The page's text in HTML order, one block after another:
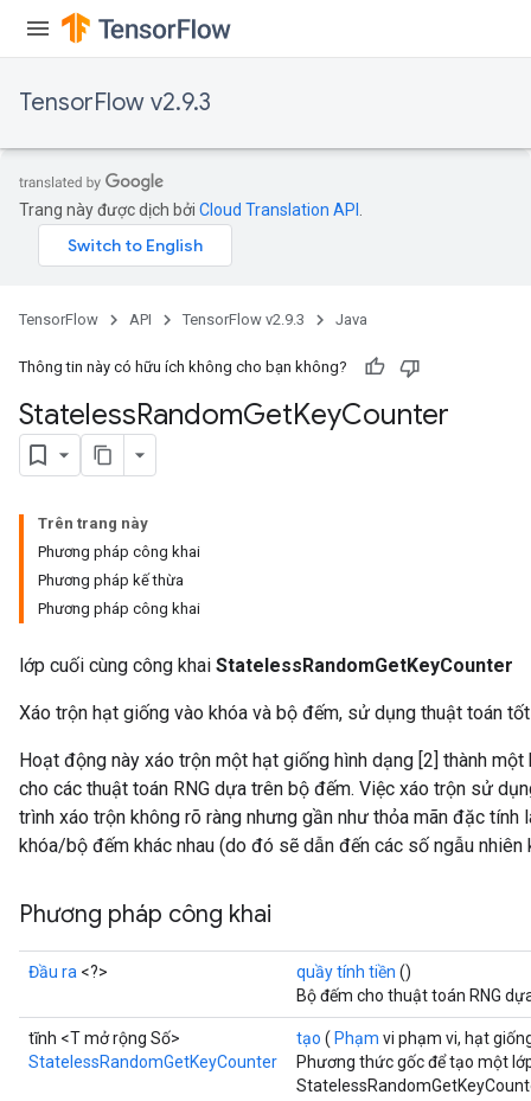
TensorFlow v2.9.3
Trang này được dịch bởi Cloud Translation API
TensorFlow API TensorFlow v2.9.3 Java
Thông tin này có hữu ích không cho bạn không?
StatelessRandomGetKeyCounter
Trên trang này
Phương pháp công khai
Phương pháp kế thừa
Phương pháp công khai
lớp cuối cùng công khai StatelessRandomGetKeyCounter
Xáo trộn hạt giống vào khóa và bộ đếm, sử dụng thuật toán
Hoạt động này xáo trộn một hạt giống hình dạng [2] thành
cho các thuật toán RNG dựa trên bộ đếm. Việc xáo trộn sử
trình xáo trộn không rõ ràng nhưng gần như thỏa mãn đặc tính
khóa/bộ đếm khác nhau (do đó sẽ dẫn đến các số ngẫu nhiên
Phương pháp công khai
Đầu ra <?> quầy tính tiền ()
Bộ đếm cho thuật toán RNG
tĩnh <T mở rộng Số>
StatelessRandomGetKeyCounter
tạo ( Phạm vi phạm vi, hạt
Phương thức gốc để tạo một